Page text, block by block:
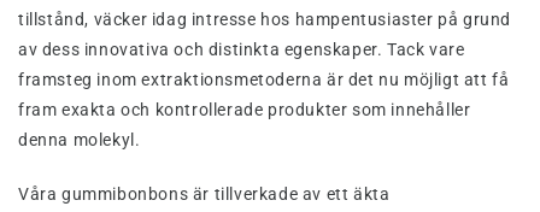
tillstånd, väcker idag intresse hos hampentusiaster på grund
av dess innovativa och distinkta egenskaper. Tack vare
framsteg inom extraktionsmetoderna är det nu möjligt att få
fram exakta och kontrollerade produkter som innehåller
denna molekyl.
Våra gummibonbons är tillverkade av ett äkta